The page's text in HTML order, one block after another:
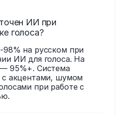
ИИ при
голоса?
98% на русском при
ИИ для голоса. На
95%+. Система
с акцентами, шумом
при работе с